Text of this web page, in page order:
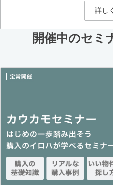
詳し
開催中のセミ